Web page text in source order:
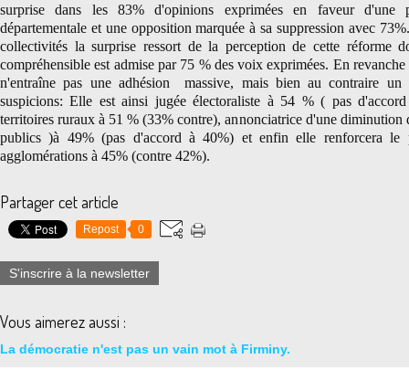
surprise dans les 83% d'opinions exprimées en faveur d'une
départementale et une opposition marquée à sa suppression avec
collectivités la surprise ressort de la perception de cette réforme
compréhensible est admise par 75 % des voix exprimées. En
n'entraîne pas une adhésion massive, mais bien au contraire
suspicions: Elle est ainsi jugée électoraliste à 54 % ( pas
territoires ruraux à 51 % (33% contre), annonciatrice d'une diminution
publics )à 49% (pas d'accord à 40%) et enfin elle renforcera le
agglomérations à 45% (contre 42%).
Partager cet article
Repost 0
S'inscrire à la newsletter
Vous aimerez aussi :
La démocratie n'est pas un vain mot à Firminy.